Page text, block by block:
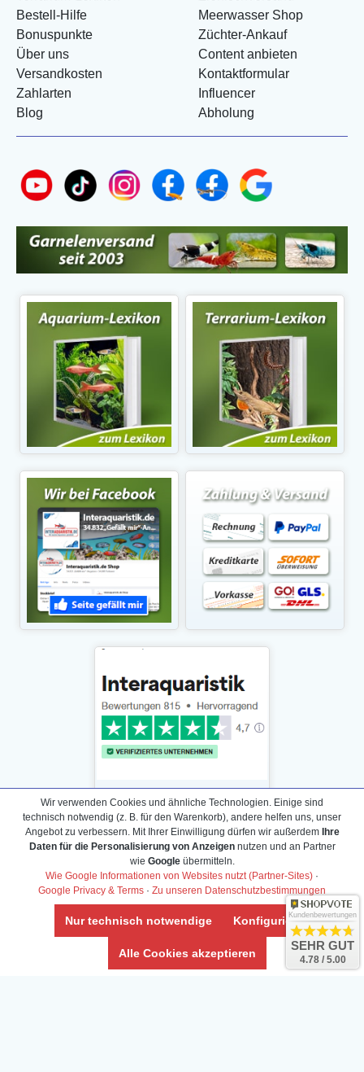
Bestell-Hilfe
Bonuspunkte
Über uns
Versandkosten
Zahlarten
Blog
Meerwasser Shop
Züchter-Ankauf
Content anbieten
Kontaktformular
Influencer
Abholung
Daten­schutz­erklärung
Widerrufs­recht /Widerrufs­formular
AGB & Info
Impressum
Umwelt und Entsorgung
Vertrag widerrufen
Wir verwenden Cookies und ähnliche Technologien. Einige sind
technisch notwendig (z. B. für den Warenkorb), andere helfen uns, unser
Angebot zu verbessern. Mit Ihrer Einwilligung dürfen wir außerdem Ihre
Daten für die Personalisierung von Anzeigennutzen und an Partner
wie Googleübermitteln.
Wie Google Informationen von Websites nutzt (Partner-Sites) ·
Google Privacy & Terms · Zu unseren Datenschutzbestimmungen
Nur technisch notwendige Konfigurieren
Alle Cookies akzeptieren
Kundenbewertungen
SEHR GUT
4.78 / 5.00